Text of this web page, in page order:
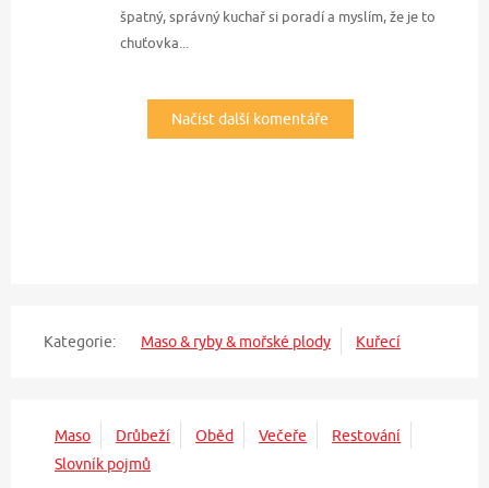
špatný, správný kuchař si poradí a myslím, že je to
chuťovka...
Načíst další komentáře
Kategorie: Maso & ryby & mořské plody Kuřecí
Maso Drůbeží Oběd Večeře
Restování
Slovník pojmů